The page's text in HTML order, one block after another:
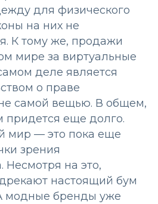
для физического
на них не
К тому же, продажи
мире за виртуальные
деле является
о праве
самой вещью. В общем,
придется еще долго.
мир — это пока еще
зрения
Несмотря на это,
настоящий бум
модные бренды уже